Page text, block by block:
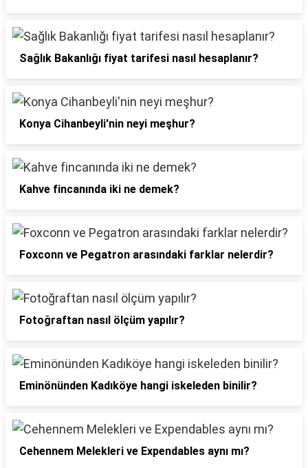
Sağlık Bakanlığı fiyat tarifesi nasıl hesaplanır?
Konya Cihanbeyli'nin neyi meşhur?
Kahve fincanında iki ne demek?
Foxconn ve Pegatron arasındaki farklar nelerdir?
Fotoğraftan nasıl ölçüm yapılır?
Eminönünden Kadıköye hangi iskeleden binilir?
Cehennem Melekleri ve Expendables aynı mı?